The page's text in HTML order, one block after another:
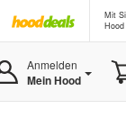
Mit
Anmelden
Mein Hood